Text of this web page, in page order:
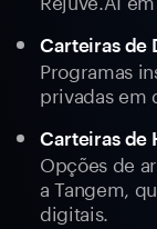
Carteiras de
Programas
privadas em
Carteiras de
Opções de
a Tangem,
digitais.